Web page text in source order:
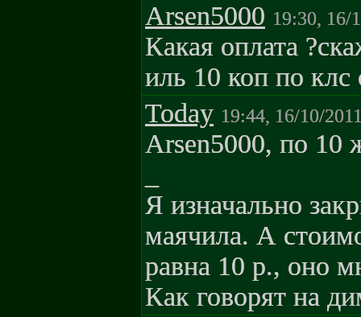
Arsen5000 19:30, 16/
Какая оплата
иль 10 коп по клс
Today 19:44, 16/10/
Arsen5000, по 10
Я изначально
маячила. А
равна 10 р., оно
Как говорят на